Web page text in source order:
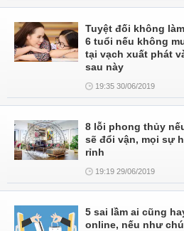
Tuyệt đối không
6 tuổi nếu không
tại vạch xuất phát
sau này
19:35 30/06/2019
8 lỗi phong thủy
sẽ đổi vận, mọi sự
rỉnh
19:19 29/06/2019
5 sai lầm ai cũng
online, nếu như